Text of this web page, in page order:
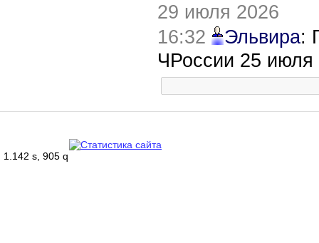
29 июля 2026
16:32
Эльвира:
ЧРоссии 25 июля
1.142 s, 905 q